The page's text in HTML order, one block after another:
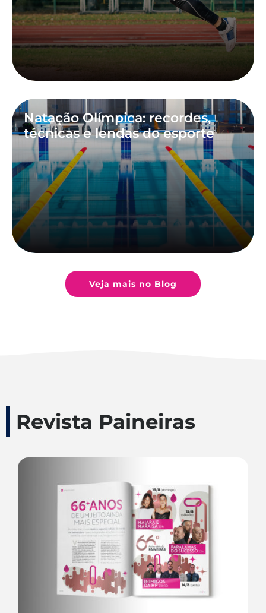
Natação Olímpica: recordes,
técnicas e lendas do esporte
Veja mais no Blog
Revista Paineiras